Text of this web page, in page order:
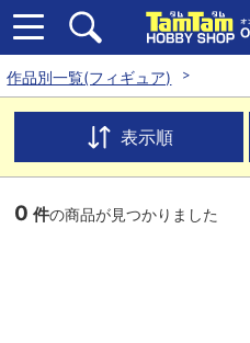
作品別一覧(フィギュア)
表示順
0 件の商品が見つかりました